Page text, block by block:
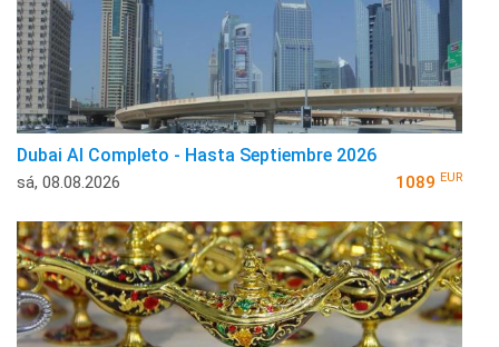
Dubai Al Completo - Hasta Septiembre 2026
sá, 08.08.2026 1089 EUR